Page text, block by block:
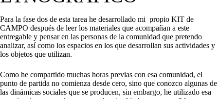
Para la fase dos de esta tarea he desarrollado mi propio KIT de
CAMPO después de leer los materiales que acompañan a este
entregable y pensar en las personas de la comunidad que pretendo
analizar, así como los espacios en los que desarrollan sus actividades y
los objetos que utilizan.
Como he compartido muchas horas previas con esa comunidad, el
punto de partida no comienza desde cero, sino que conozco algunas de
las dinámicas sociales que se producen, sin embargo, he utilizado esa